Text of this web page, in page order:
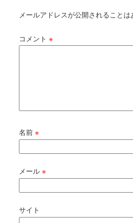
メールアドレスが公開されることは
コメント ※
名前※
メール※
サイト